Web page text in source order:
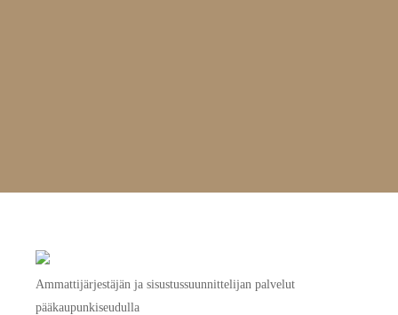
Ammattijärjestäjän ja sisustussuunnittelijan palvelut
pääkaupunkiseudulla